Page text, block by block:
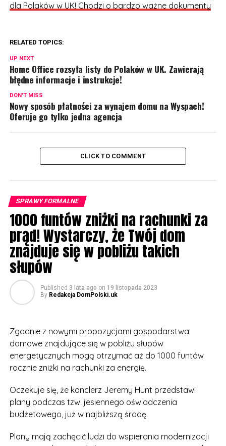
dla Polaków w UK! Chodzi o bardzo ważne dokumenty
RELATED TOPICS:
UP NEXT
Home Office rozsyła listy do Polaków w UK. Zawierają
błędne informacje i instrukcje!
DON'T MISS
Nowy sposób płatności za wynajem domu na Wyspach!
Oferuje go tylko jedna agencja
CLICK TO COMMENT
SPRAWY FORMALNE
1000 funtów zniżki na rachunki za
prąd! Wystarczy, że Twój dom
znajduje się w pobliżu takich
słupów
Published 3 lata ago on 19 listopada 2023
By Redakcja DomPolski.uk
Zgodnie z nowymi propozycjami gospodarstwa
domowe znajdujące się w pobliżu słupów
energetycznych mogą otrzymać aż do 1000 funtów
rocznie zniżki na rachunki za energię.
Oczekuje się, że kanclerz Jeremy Hunt przedstawi
plany podczas tzw. jesiennego oświadczenia
budżetowego, już w najbliższą środę.
Plany mają zachęcić ludzi do wspierania modernizacji